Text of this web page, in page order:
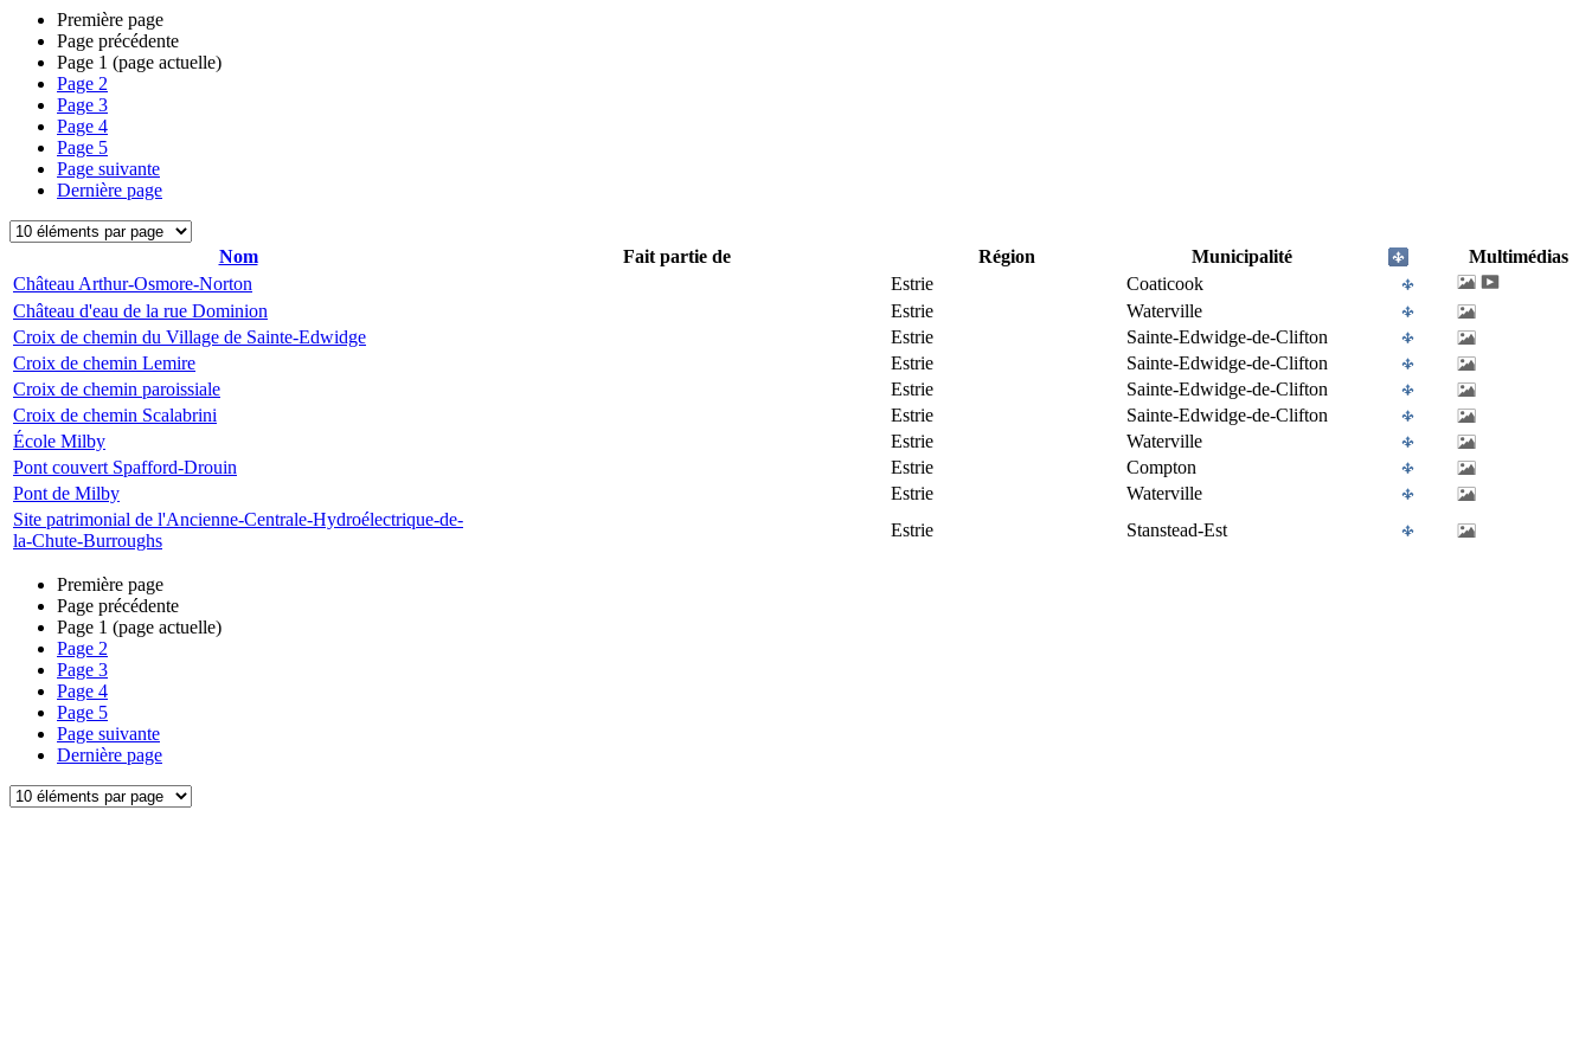
Première page
Page précédente
Page 1 (page actuelle)
Page 2
Page 3
Page 4
Page 5
Page suivante
Dernière page
Nom Fait partie de Région Municipalité
Multimédias
Château Arthur-Osmore-Norton
Estrie
Coaticook
Château d'eau de la rue Dominion
Estrie
Waterville
Croix de chemin du Village de Sainte-Edwidge
Estrie
Sainte-Edwidge-de-Clifton
Croix de chemin Lemire
Estrie
Sainte-Edwidge-de-Clifton
Croix de chemin paroissiale
Estrie
Sainte-Edwidge-de-Clifton
Croix de chemin Scalabrini
Estrie
Sainte-Edwidge-de-Clifton
École Milby
Estrie
Waterville
Pont couvert Spafford-Drouin
Estrie
Compton
Pont de Milby
Estrie
Waterville
Site patrimonial de l'Ancienne-Centrale-Hydroélectrique-de-
la-Chute-Burroughs
Estrie Stanstead-Est
Première page
Page précédente
Page 1 (page actuelle)
Page 2
Page 3
Page 4
Page 5
Page suivante
Dernière page